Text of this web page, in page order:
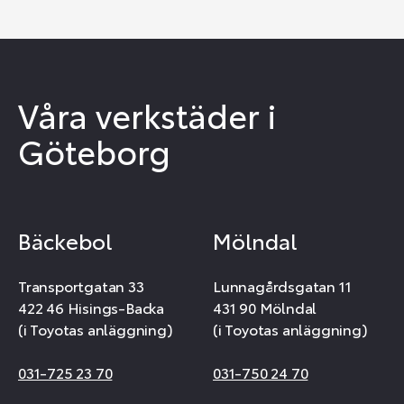
Våra verkstäder i
Göteborg
Bäckebol
Transportgatan 33
422 46 Hisings-Backa
(i Toyotas anläggning)
031-725 23 70
Mölndal
Lunnagårdsgatan 11
431 90 Mölndal
(i Toyotas anläggning)
031-750 24 70